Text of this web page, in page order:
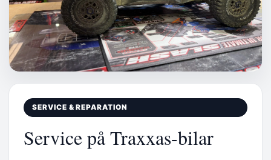
SERVICE & REPARATION
Service på Traxxas-bilar